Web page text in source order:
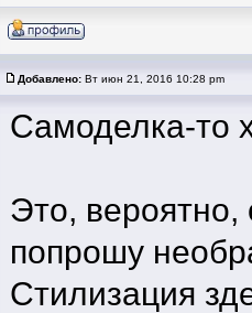
Добавлено: Вт июн 21, 2016 10:28 pm
Самоделка-то
Это, вероятно,
попрошу
Стилизация